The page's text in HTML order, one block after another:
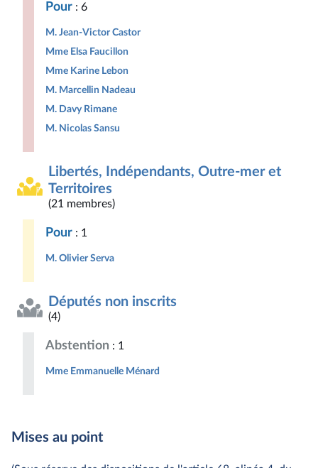
Pour : 6
M. Jean-Victor Castor
Mme Elsa Faucillon
Mme Karine Lebon
M. Marcellin Nadeau
M. Davy Rimane
M. Nicolas Sansu
Libertés, Indépendants, Outre-mer et
Territoires
(21 membres)
Pour : 1
M. Olivier Serva
Députés non inscrits
(4)
Abstention : 1
Mme Emmanuelle Ménard
Mises au point